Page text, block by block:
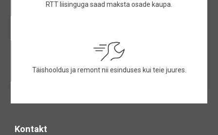
RTT liisinguga saad maksta osade kaupa.
Täishooldus ja remont nii esinduses kui teie juures.
Kontakt